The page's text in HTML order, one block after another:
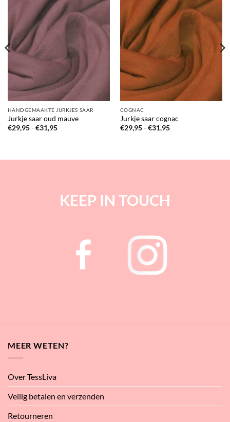
HANDGEMAAKTE JURKJES SAAR
Jurkje saar oud mauve
€29,95 - €31,95Prijsklasse:
COGNAC
Jurkje saar cognac
€29,95 - €31,95Prijsklasse:
KEEP IN TOUCH
MEER WETEN?
Over TessLiva
Veilig betalen en verzenden
Retourneren